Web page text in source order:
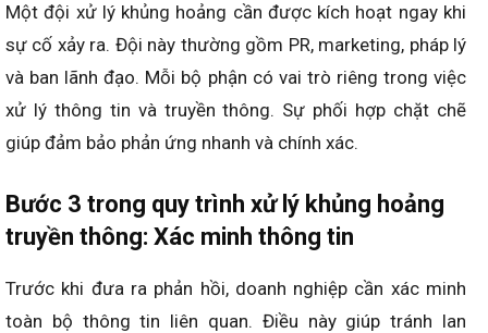
Một đội xử lý khủng hoảng cần được kích hoạt ngay khi
sự cố xảy ra. Đội này thường gồm PR, marketing, pháp lý
và ban lãnh đạo. Mỗi bộ phận có vai trò riêng trong việc
xử lý thông tin và truyền thông. Sự phối hợp chặt chẽ
giúp đảm bảo phản ứng nhanh và chính xác.
Bước 3 trong quy trình xử lý khủng hoảng
truyền thông: Xác minh thông tin
Trước khi đưa ra phản hồi, doanh nghiệp cần xác minh
toàn bộ thông tin liên quan. Điều này giúp tránh lan